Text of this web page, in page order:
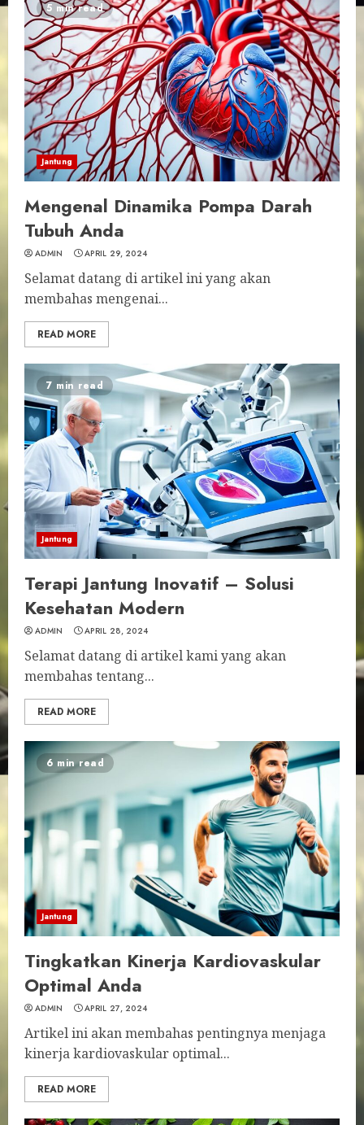
5 min read
Jantung
Mengenal Dinamika Pompa Darah
Tubuh Anda
ADMIN APRIL 29, 2024
Selamat datang di artikel ini yang akan
membahas mengenai...
READ MORE
7 min read
Jantung
Terapi Jantung Inovatif – Solusi
Kesehatan Modern
ADMIN APRIL 28, 2024
Selamat datang di artikel kami yang akan
membahas tentang...
READ MORE
6 min read
Jantung
Tingkatkan Kinerja Kardiovaskular
Optimal Anda
ADMIN APRIL 27, 2024
Artikel ini akan membahas pentingnya menjaga
kinerja kardiovaskular optimal...
READ MORE